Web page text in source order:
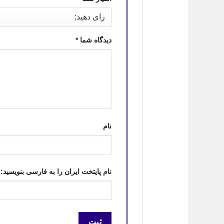
دیدگاه شما*
نام
نام پایتخت ایران را به فارسی